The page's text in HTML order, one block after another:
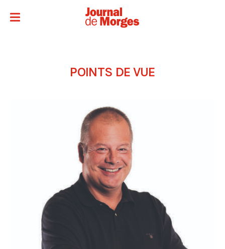
POINTS DE VUE